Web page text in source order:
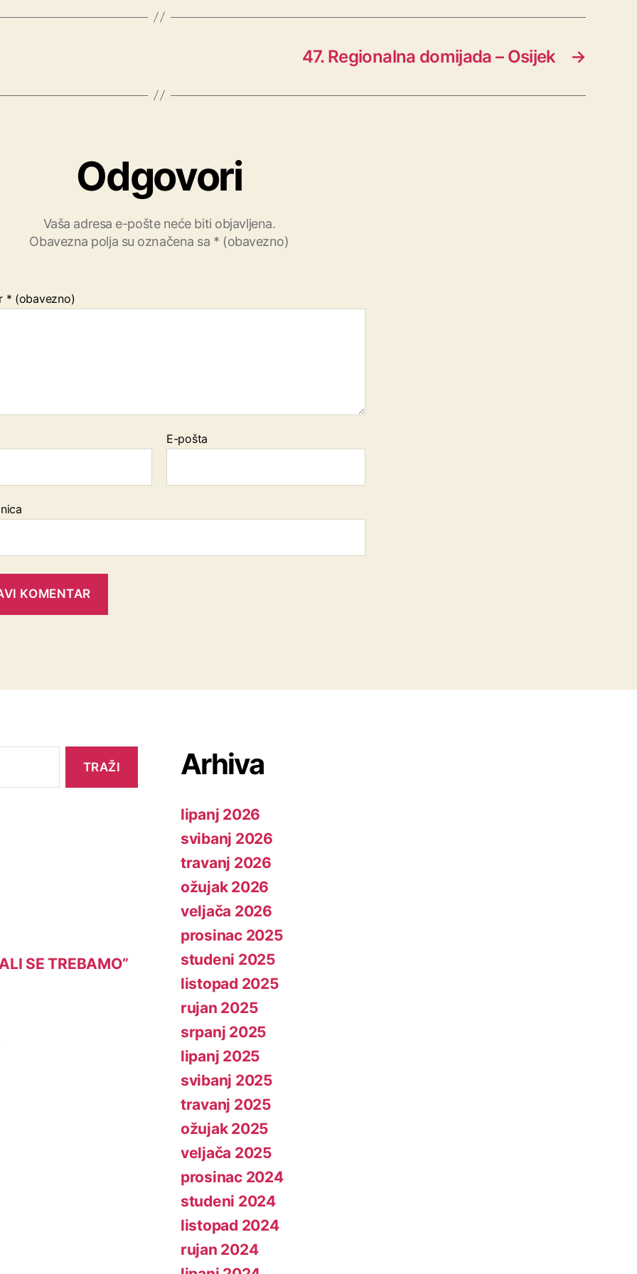
→
47. Regionalna domijada – Osijek
Odgovori
Vaša adresa e-pošte neće biti objavljena.
Obavezna polja su označena sa * (obavezno)
* (obavezno)
E-pošta
SE TREBAMO”
Arhiva
lipanj 2026
svibanj 2026
travanj 2026
ožujak 2026
veljača 2026
prosinac 2025
studeni 2025
listopad 2025
rujan 2025
srpanj 2025
lipanj 2025
svibanj 2025
travanj 2025
ožujak 2025
veljača 2025
prosinac 2024
studeni 2024
listopad 2024
rujan 2024